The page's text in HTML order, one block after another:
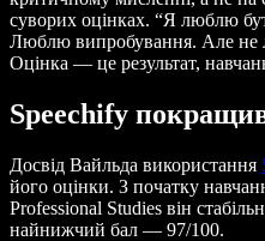
суворих оцінках. “Я люблю
Люблю випробування. Але
Оцінка — це результат,
Speechify
Досвід Вайльда використання
його оцінки. З початку
Professional Studies він
найнижчий бал — 97/100.